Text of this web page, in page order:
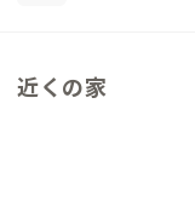
近くの家